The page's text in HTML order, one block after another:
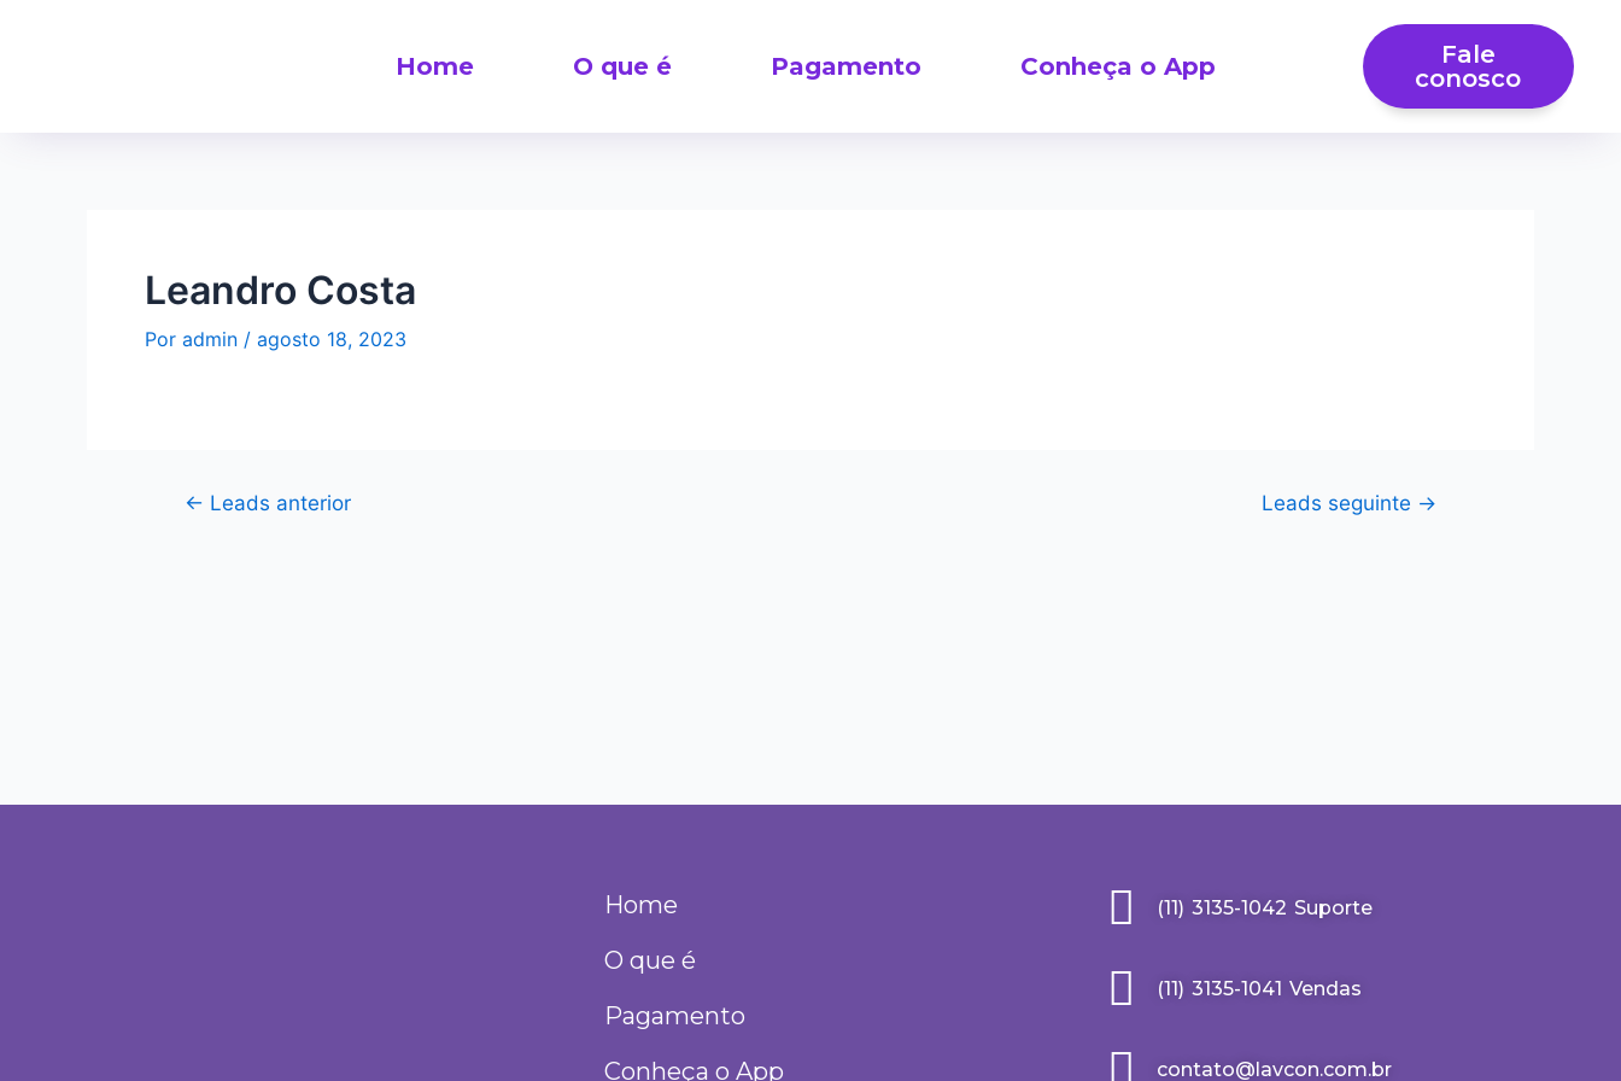
Home O que é Pagamento Conheça o App
Fale
conosco
Leandro Costa
Por admin / agosto 18, 2023
← Leads anterior Leads seguinte →
Home
O que é
Pagamento
Conheça o App
(11) 3135-1042 Suporte
(11) 3135-1041 Vendas
contato@lavcon.com.br